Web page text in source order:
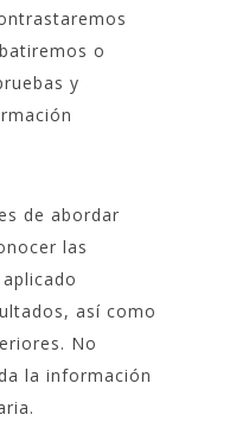
o
y
de abordar
las
así como
No
la información